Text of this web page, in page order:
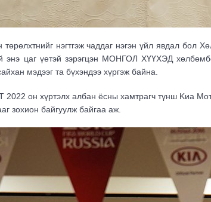
нэгтгэж чаддаг нэгэн үйл явдал бол
цаг үетэй зэрэгцэн МОНГОЛ ХҮҮХЭД
мэдээг та бүхэндээ хүргэж байна.
он хүртэлх албан ёсны хамтрагч түнш Kиа
зохион байгуулж байгаа аж.